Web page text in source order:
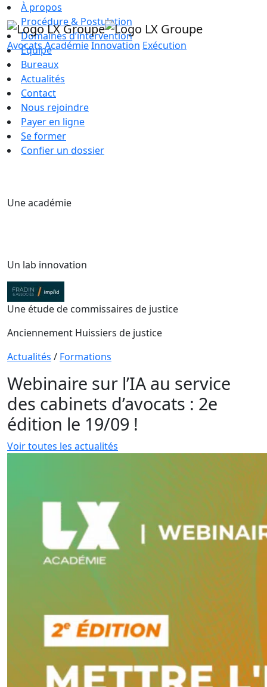
AvocatsAcadémieInnovation Exécution
À propos
Procédure & Postulation
Domaines d’intervention
Équipe
Bureaux
Actualités
Contact
Nous rejoindre
Payer en ligne
Se former
Confier un dossier
Une académie
Un lab innovation
Une étude de commissaires de justice
Anciennement Huissiers de justice
Actualités / Formations
Webinaire sur l’IA au service
des cabinets d’avocats : 2e
édition le 19/09 !
Voir toutes les actualités